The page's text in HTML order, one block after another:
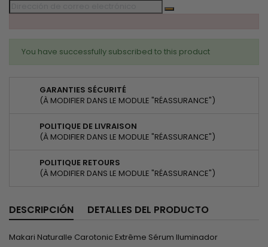
You have successfully subscribed to this product
GARANTIES SÉCURITÉ
(À MODIFIER DANS LE MODULE "RÉASSURANCE")
POLITIQUE DE LIVRAISON
(À MODIFIER DANS LE MODULE "RÉASSURANCE")
POLITIQUE RETOURS
(À MODIFIER DANS LE MODULE "RÉASSURANCE")
DESCRIPCIÓN DETALLES DEL PRODUCTO
Makari Naturalle Carotonic Extrême Sérum Iluminador